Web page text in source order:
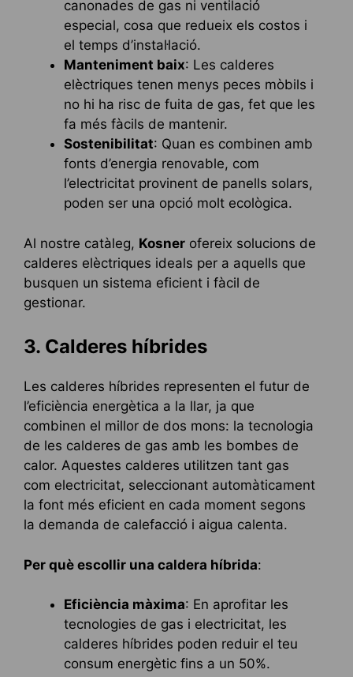
canonades de gas ni ventilació
especial, cosa que redueix els costos i
el temps d’instal·lació.
Manteniment baix: Les calderes
elèctriques tenen menys peces mòbils i
no hi ha risc de fuita de gas, fet que les
fa més fàcils de mantenir.
Sostenibilitat: Quan es combinen amb
fonts d’energia renovable, com
l’electricitat provinent de panells solars,
poden ser una opció molt ecològica.
Al nostre catàleg, Kosner ofereix solucions de
calderes elèctriques ideals per a aquells que
busquen un sistema eficient i fàcil de
gestionar.
3. Calderes híbrides
Les calderes híbrides representen el futur de
l’eficiència energètica a la llar, ja que
combinen el millor de dos mons: la tecnologia
de les calderes de gas amb les bombes de
calor. Aquestes calderes utilitzen tant gas
com electricitat, seleccionant automàticament
la font més eficient en cada moment segons
la demanda de calefacció i aigua calenta.
Per què escollir una caldera híbrida:
Eficiència màxima: En aprofitar les
tecnologies de gas i electricitat, les
calderes híbrides poden reduir el teu
consum energètic fins a un 50%.